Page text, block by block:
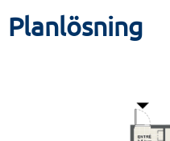
Planlösning